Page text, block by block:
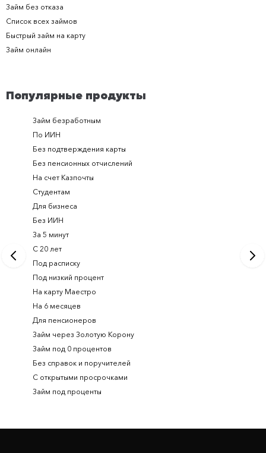
Займ без отказа
Список всех займов
Быстрый займ на карту
Займ онлайн
Популярные продукты
Займ безработным
По ИИН
Без подтверждения карты
Без пенсионных отчислений
На счет Казпочты
Студентам
Для бизнеса
Без ИИН
За 5 минут
С 20 лет
Под расписку
Под низкий процент
На карту Маестро
На 6 месяцев
Для пенсионеров
Займ через Золотую Корону
Займ под 0 процентов
Без справок и поручителей
С открытыми просрочками
Займ под проценты
Займ на
Займ